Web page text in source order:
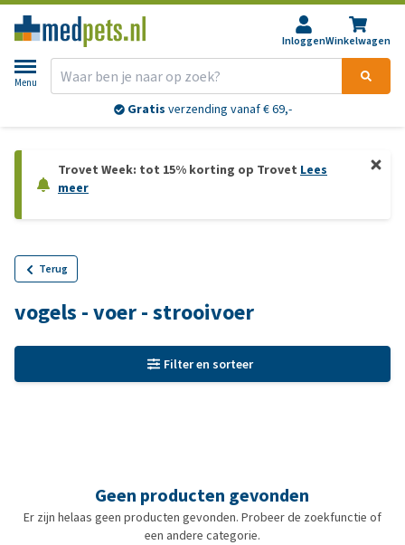
InloggenWinkelwagen
Menu
Gratis verzending vanaf € 69,-
Trovet Week: tot 15% korting op Trovet Lees
meer
Terug
vogels - voer - strooivoer
Filter en sorteer
Geen producten gevonden
Er zijn helaas geen producten gevonden. Probeer de zoekfunctie of
een andere categorie.